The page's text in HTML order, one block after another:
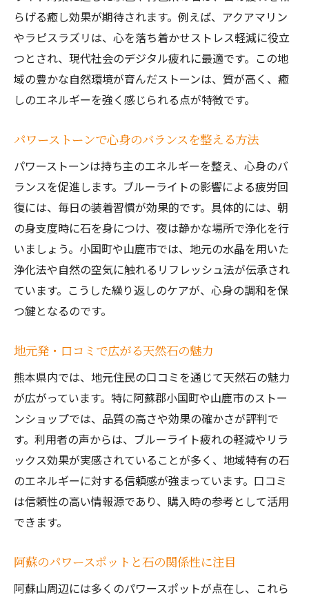
らげる癒し効果が期待されます。例えば、アクアマリン
やラピスラズリは、心を落ち着かせストレス軽減に役立
つとされ、現代社会のデジタル疲れに最適です。この地
域の豊かな自然環境が育んだストーンは、質が高く、癒
しのエネルギーを強く感じられる点が特徴です。
パワーストーンで心身のバランスを整える方法
パワーストーンは持ち主のエネルギーを整え、心身のバ
ランスを促進します。ブルーライトの影響による疲労回
復には、毎日の装着習慣が効果的です。具体的には、朝
の身支度時に石を身につけ、夜は静かな場所で浄化を行
いましょう。小国町や山鹿市では、地元の水晶を用いた
浄化法や自然の空気に触れるリフレッシュ法が伝承され
ています。こうした繰り返しのケアが、心身の調和を保
つ鍵となるのです。
地元発・口コミで広がる天然石の魅力
熊本県内では、地元住民の口コミを通じて天然石の魅力
が広がっています。特に阿蘇郡小国町や山鹿市のストー
ンショップでは、品質の高さや効果の確かさが評判で
す。利用者の声からは、ブルーライト疲れの軽減やリラ
ックス効果が実感されていることが多く、地域特有の石
のエネルギーに対する信頼感が強まっています。口コミ
は信頼性の高い情報源であり、購入時の参考として活用
できます。
阿蘇のパワースポットと石の関係性に注目
阿蘇山周辺には多くのパワースポットが点在し、これら